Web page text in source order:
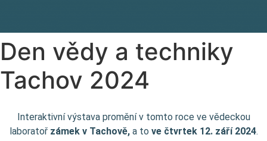
Den vědy a techniky
Tachov 2024
Interaktivní výstava promění v tomto roce ve vědeckou
laboratoř zámek v Tachově,a to ve čtvrtek 12. září 2024.